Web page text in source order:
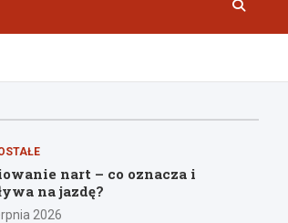
nart – co oznacza i
na jazdę?
2026